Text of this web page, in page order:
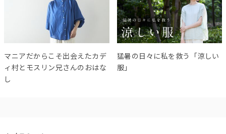
マニアだからこそ出会えたカデ
ィ村とモスリン兄さんのおはな
し
猛暑の日々に私を救う「涼しい
服」